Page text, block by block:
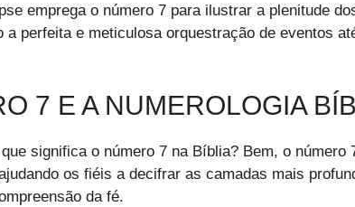
emprega o número 7 para ilustrar a plenitude
a perfeita e meticulosa orquestração de eventos
7 E A NUMEROLOGIA
significa o número 7 na Bíblia? Bem, o número
os fiéis a decifrar as camadas mais
da fé.